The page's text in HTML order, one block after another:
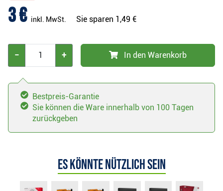
3 € inkl. MwSt. Sie sparen 1,49 €
− + In den Warenkorb
Bestpreis-Garantie
Sie können die Ware innerhalb von 100 Tagen
zurückgeben
Es könnte nützlich sein